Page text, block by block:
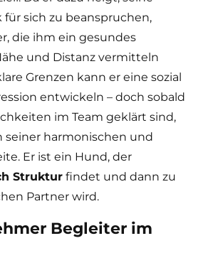
für sich zu beanspruchen,
die ihm ein gesundes
und Distanz vermitteln
Grenzen kann er eine sozial
entwickeln – doch sobald
im Team geklärt sind,
seiner harmonischen und
Er ist ein Hund, der
Struktur findet und dann zu
Partner wird.
Begleiter im